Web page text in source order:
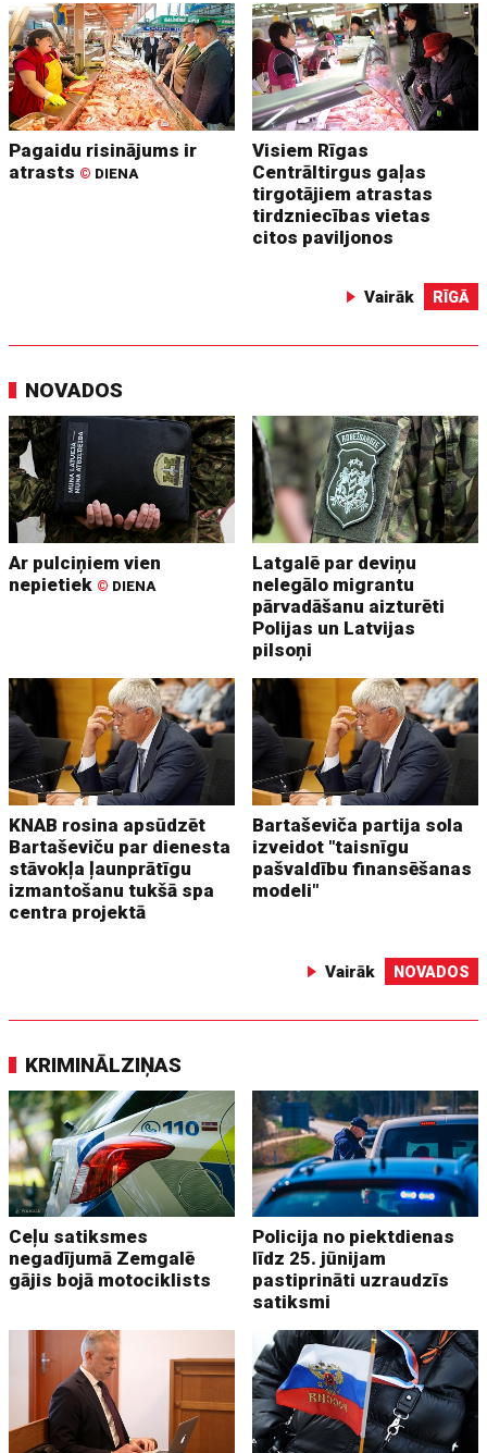
Pagaidu risinājums ir
atrasts © DIENA
Visiem Rīgas
Centrāltirgus gaļas
tirgotājiem atrastas
tirdzniecības vietas
citos paviljonos
Vairāk RĪGĀ
NOVADOS
Ar pulciņiem vien
nepietiek © DIENA
Latgalē par deviņu
nelegālo migrantu
pārvadāšanu aizturēti
Polijas un Latvijas
pilsoņi
KNAB rosina apsūdzēt
Bartaševiču par dienesta
stāvokļa ļaunprātīgu
izmantošanu tukšā spa
centra projektā
Bartaševiča partija sola
izveidot "taisnīgu
pašvaldību finansēšanas
modeli"
Vairāk NOVADOS
KRIMINĀLZIŅAS
Ceļu satiksmes
negadījumā Zemgalē
gājis bojā motociklists
Policija no piektdienas
līdz 25. jūnijam
pastiprināti uzraudzīs
satiksmi